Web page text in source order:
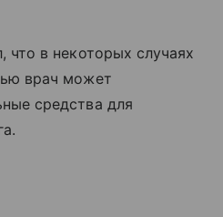
что в некоторых случаях
врач может
средства для